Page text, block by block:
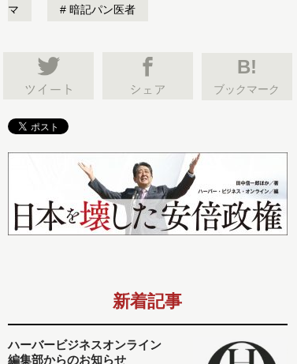
マ 暗記パン医者
B!
ブックマーク
新着記事
ハーバービジネスオンライン
編集部からのお知らせ